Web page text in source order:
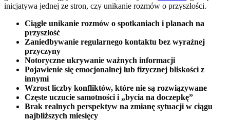
inicjatywa jednej ze stron, czy unikanie rozmów o przyszłości.
Ciągłe unikanie rozmów o spotkaniach i planach na
przyszłość
Zaniedbywanie regularnego kontaktu bez wyraźnej
przyczyny
Notoryczne ukrywanie ważnych informacji
Pojawienie się emocjonalnej lub fizycznej bliskości z
innymi
Wzrost liczby konfliktów, które nie są rozwiązywane
Częste uczucie samotności i „bycia na doczepkę”
Brak realnych perspektyw na zmianę sytuacji w ciągu
najbliższych miesięcy